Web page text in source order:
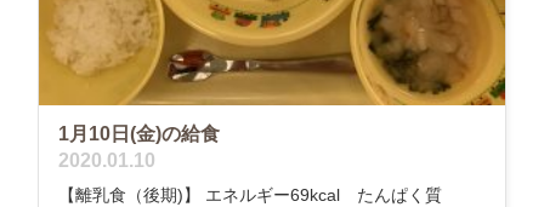
1月10日(金)の給食
2020.01.10
【離乳食（後期)】 エネルギー69kcal たんぱく質